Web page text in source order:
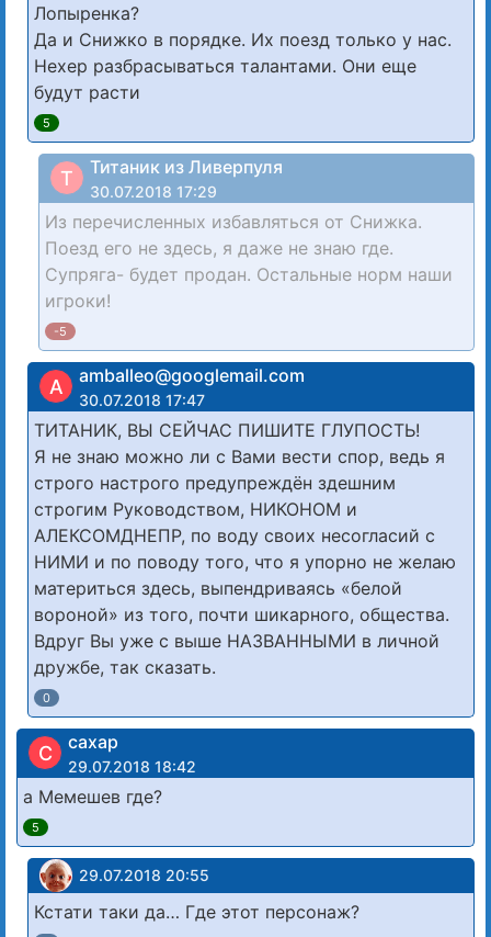
Лопыренка?
Да и Снижко в порядке. Их поезд только у нас.
Нехер разбрасываться талантами. Они еще
будут расти
5
Т Титаник из Ливерпуля
30.07.2018 17:29
Из перечисленных избавляться от Снижка.
Поезд его не здесь, я даже не знаю где.
Супряга- будет продан. Остальные норм наши
игроки!
-5
A amballeo@googlemail.com
30.07.2018 17:47
ТИТАНИК, ВЫ СЕЙЧАС ПИШИТЕ ГЛУПОСТЬ!
Я не знаю можно ли с Вами вести спор, ведь я
строго настрого предупреждён здешним
строгим Руководством, НИКОНОМ и
АЛЕКСОМДНЕПР, по воду своих несогласий с
НИМИ и по поводу того, что я упорно не желаю
материться здесь, выпендриваясь «белой
вороной» из того, почти шикарного, общества.
Вдруг Вы уже с выше НАЗВАННЫМИ в личной
дружбе, так сказать.
0
С сахар
29.07.2018 18:42
а Мемешев где?
5
29.07.2018 20:55
Кстати таки да… Где этот персонаж?